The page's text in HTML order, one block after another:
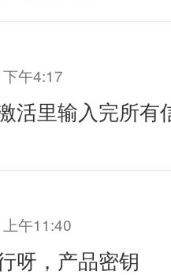
午4:17
活里输入完所有
午11:40
呀，产品密钥